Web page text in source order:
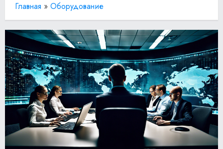
Главная » Оборудование